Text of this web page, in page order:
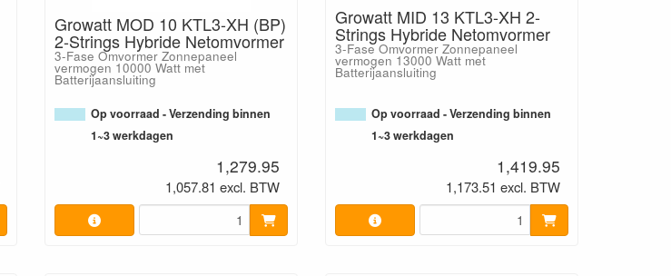
Growatt MOD 10 KTL3-XH (BP)
2-Strings Hybride Netomvormer
3-Fase Omvormer Zonnepaneel
vermogen 10000 Watt met
Batterijaansluiting
Op voorraad - Verzending binnen
1~3 werkdagen
1,279.95
1,057.81 excl. BTW
Growatt MID 13 KTL3-XH 2-
Strings Hybride Netomvormer
3-Fase Omvormer Zonnepaneel
vermogen 13000 Watt met
Batterijaansluiting
Op voorraad - Verzending binnen
1~3 werkdagen
1,419.95
1,173.51 excl. BTW